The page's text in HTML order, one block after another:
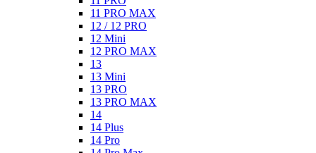
11 PRO MAX
12 / 12 PRO
12 Mini
12 PRO MAX
13
13 Mini
13 PRO
13 PRO MAX
14
14 Plus
14 Pro